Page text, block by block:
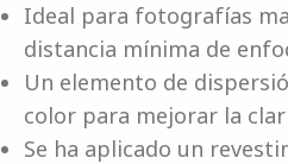
Ideal para fotografías
distancia mínima de
Un elemento de
color para mejorar la
Se ha aplicado un